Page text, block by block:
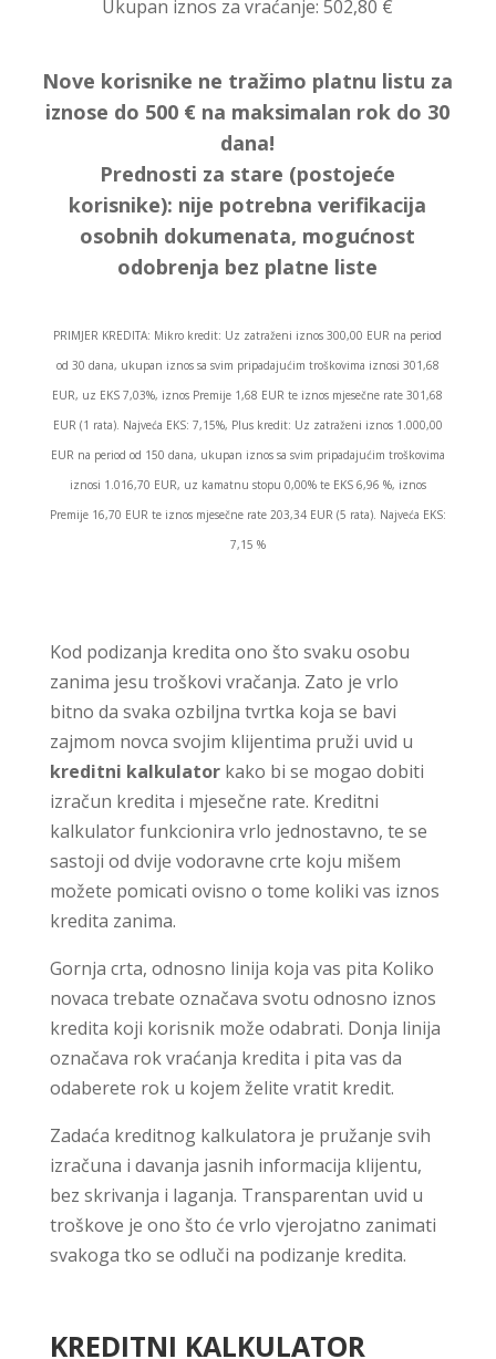
Ukupan iznos za vraćanje:502,80 €
Nove korisnike ne tražimo platnu listu za
iznose do 500 € na maksimalan rok do 30
dana!
Prednosti za stare (postojeće
korisnike): nije potrebna verifikacija
osobnih dokumenata, mogućnost
odobrenja bez platne liste
PRIMJER KREDITA: Mikro kredit: Uz zatraženi iznos 300,00 EUR na period
od 30 dana, ukupan iznos sa svim pripadajućim troškovima iznosi 301,68
EUR, uz EKS 7,03%, iznos Premije 1,68 EUR te iznos mjesečne rate 301,68
EUR (1 rata). Najveća EKS: 7,15%, Plus kredit: Uz zatraženi iznos 1.000,00
EUR na period od 150 dana, ukupan iznos sa svim pripadajućim troškovima
iznosi 1.016,70 EUR, uz kamatnu stopu 0,00% te EKS 6,96 %, iznos
Premije 16,70 EUR te iznos mjesečne rate 203,34 EUR (5 rata). Najveća EKS:
7,15 %
Kod podizanja kredita ono što svaku osobu
zanima jesu troškovi vračanja. Zato je vrlo
bitno da svaka ozbiljna tvrtka koja se bavi
zajmom novca svojim klijentima pruži uvid u
kreditni kalkulatorkako bi se mogao dobiti
izračun kredita i mjesečne rate. Kreditni
kalkulator funkcionira vrlo jednostavno, te se
sastoji od dvije vodoravne crte koju mišem
možete pomicati ovisno o tome koliki vas iznos
kredita zanima.
Gornja crta, odnosno linija koja vas pita Koliko
novaca trebate označava svotu odnosno iznos
kredita koji korisnik može odabrati. Donja linija
označava rok vraćanja kredita i pita vas da
odaberete rok u kojem želite vratit kredit.
Zadaća kreditnog kalkulatora je pružanje svih
izračuna i davanja jasnih informacija klijentu,
bez skrivanja i laganja. Transparentan uvid u
troškove je ono što će vrlo vjerojatno zanimati
svakoga tko se odluči na podizanje kredita.
KREDITNI KALKULATOR